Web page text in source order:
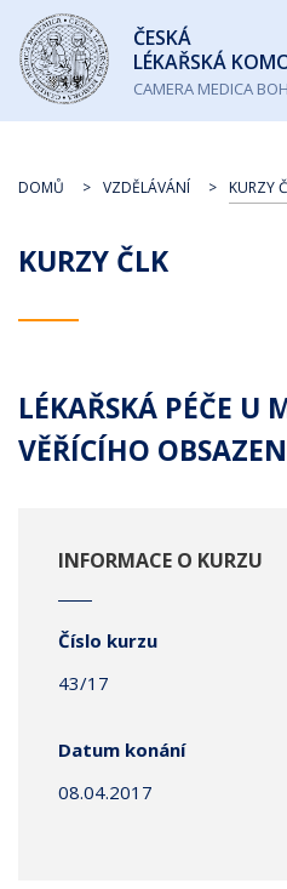
Česká
lékařská
komora
ČESKÁ
LÉKAŘSKÁ
CAMERA MEDICA
KURZY ČLK
DOMŮ VZDĚLÁVÁNÍ KURZY
LÉKAŘSKÁ PÉČE U
VĚŘÍCÍHO
INFORMACE O KURZU
Číslo kurzu
43/17
Datum konání
08.04.2017